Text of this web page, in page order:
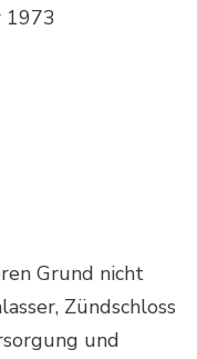
1973
Grund nicht
Zündschloss
und